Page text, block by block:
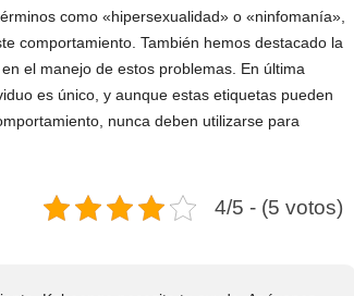
como «hipersexualidad» o «ninfomanía»,
comportamiento. También hemos destacado la
el manejo de estos problemas. En última
es único, y aunque estas etiquetas pueden
nunca deben utilizarse para
4/5 - (5 votos)